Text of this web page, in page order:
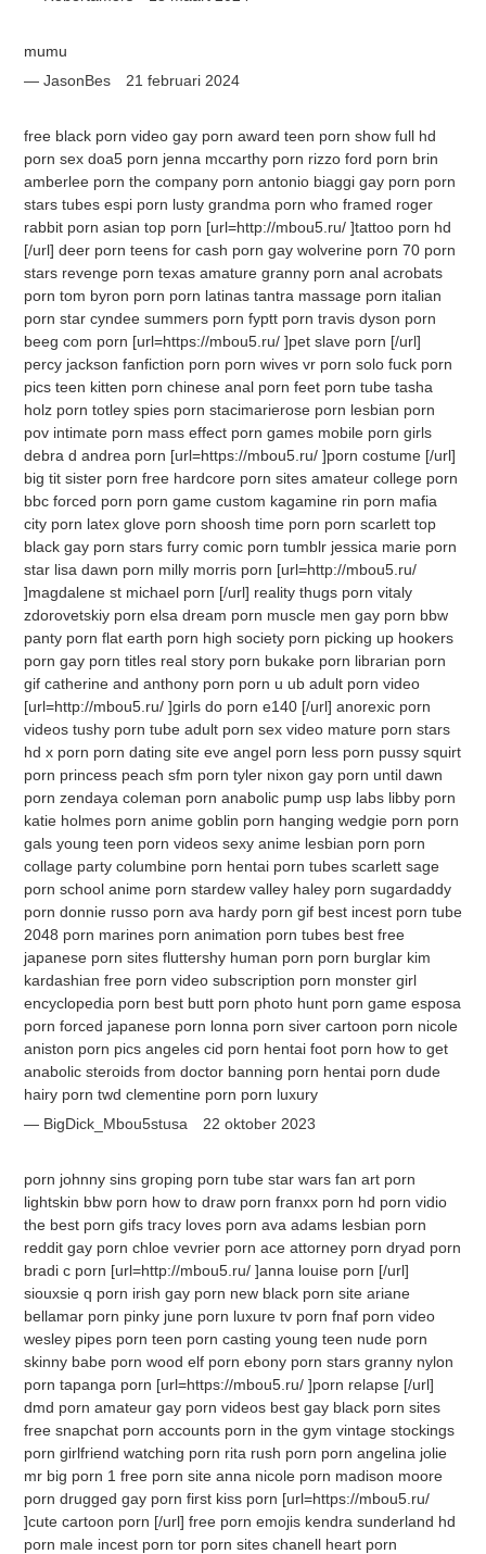
mumu
JasonBes
21 februari 2024
free black porn video gay porn award teen porn show full hd
porn sex doa5 porn jenna mccarthy porn rizzo ford porn brin
amberlee porn the company porn antonio biaggi gay porn porn
stars tubes espi porn lusty grandma porn who framed roger
rabbit porn asian top porn [url=http://mbou5.ru/ ]tattoo porn hd
[/url] deer porn teens for cash porn gay wolverine porn 70 porn
stars revenge porn texas amature granny porn anal acrobats
porn tom byron porn porn latinas tantra massage porn italian
porn star cyndee summers porn fyptt porn travis dyson porn
beeg com porn [url=https://mbou5.ru/ ]pet slave porn [/url]
percy jackson fanfiction porn porn wives vr porn solo fuck porn
pics teen kitten porn chinese anal porn feet porn tube tasha
holz porn totley spies porn stacimarierose porn lesbian porn
pov intimate porn mass effect porn games mobile porn girls
debra d andrea porn [url=https://mbou5.ru/ ]porn costume [/url]
big tit sister porn free hardcore porn sites amateur college porn
bbc forced porn porn game custom kagamine rin porn mafia
city porn latex glove porn shoosh time porn porn scarlett top
black gay porn stars furry comic porn tumblr jessica marie porn
star lisa dawn porn milly morris porn [url=http://mbou5.ru/
]magdalene st michael porn [/url] reality thugs porn vitaly
zdorovetskiy porn elsa dream porn muscle men gay porn bbw
panty porn flat earth porn high society porn picking up hookers
porn gay porn titles real story porn bukake porn librarian porn
gif catherine and anthony porn porn u ub adult porn video
[url=http://mbou5.ru/ ]girls do porn e140 [/url] anorexic porn
videos tushy porn tube adult porn sex video mature porn stars
hd x porn porn dating site eve angel porn less porn pussy squirt
porn princess peach sfm porn tyler nixon gay porn until dawn
porn zendaya coleman porn anabolic pump usp labs libby porn
katie holmes porn anime goblin porn hanging wedgie porn porn
gals young teen porn videos sexy anime lesbian porn porn
collage party columbine porn hentai porn tubes scarlett sage
porn school anime porn stardew valley haley porn sugardaddy
porn donnie russo porn ava hardy porn gif best incest porn tube
2048 porn marines porn animation porn tubes best free
japanese porn sites fluttershy human porn porn burglar kim
kardashian free porn video subscription porn monster girl
encyclopedia porn best butt porn photo hunt porn game esposa
porn forced japanese porn lonna porn siver cartoon porn nicole
aniston porn pics angeles cid porn hentai foot porn how to get
anabolic steroids from doctor banning porn hentai porn dude
hairy porn twd clementine porn porn luxury
BigDick_Mbou5stusa
22 oktober 2023
porn johnny sins groping porn tube star wars fan art porn
lightskin bbw porn how to draw porn franxx porn hd porn vidio
the best porn gifs tracy loves porn ava adams lesbian porn
reddit gay porn chloe vevrier porn ace attorney porn dryad porn
bradi c porn [url=http://mbou5.ru/ ]anna louise porn [/url]
siouxsie q porn irish gay porn new black porn site ariane
bellamar porn pinky june porn luxure tv porn fnaf porn video
wesley pipes porn teen porn casting young teen nude porn
skinny babe porn wood elf porn ebony porn stars granny nylon
porn tapanga porn [url=https://mbou5.ru/ ]porn relapse [/url]
dmd porn amateur gay porn videos best gay black porn sites
free snapchat porn accounts porn in the gym vintage stockings
porn girlfriend watching porn rita rush porn porn angelina jolie
mr big porn 1 free porn site anna nicole porn madison moore
porn drugged gay porn first kiss porn [url=https://mbou5.ru/
]cute cartoon porn [/url] free porn emojis kendra sunderland hd
porn male incest porn tor porn sites chanell heart porn